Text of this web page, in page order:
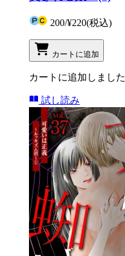
200/¥220(税込)
カートに追加
カートに追加しました
試し読み